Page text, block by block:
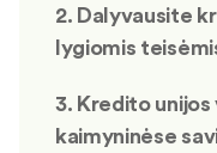
2. Dalyvausite
lygiomis
3. Kredito
kaimyninėse